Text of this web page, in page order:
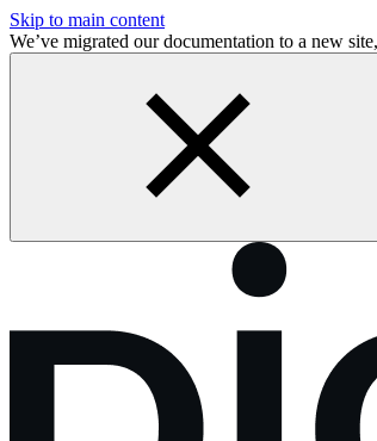
Skip to main content
We’ve migrated our documentation to a new